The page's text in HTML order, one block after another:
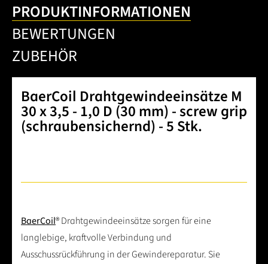
PRODUKTINFORMATIONEN
BEWERTUNGEN
ZUBEHÖR
BaerCoil Drahtgewindeeinsätze M
30 x 3,5 - 1,0 D (30 mm) - screw grip
(schraubensichernd) - 5 Stk.
BaerCoil® Drahtgewindeeinsätze sorgen für eine
langlebige, kraftvolle Verbindung und
Ausschussrückführung in der Gewindereparatur. Sie